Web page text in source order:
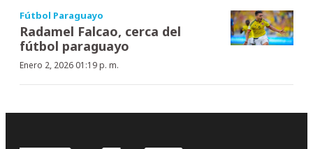
Fútbol Paraguayo
Radamel Falcao, cerca del
fútbol paraguayo
Enero 2, 2026 01:19 p. m.